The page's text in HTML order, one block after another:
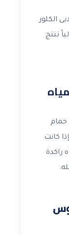
الكلور
تنتج
حمام
كانت
راكدة